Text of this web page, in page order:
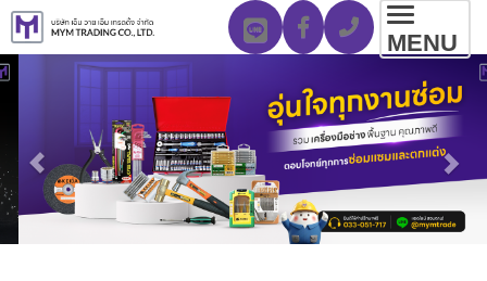
MENU